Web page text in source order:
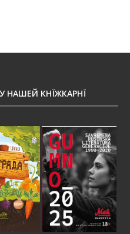
НАШЕЙ КНЇЖКАРНЇ